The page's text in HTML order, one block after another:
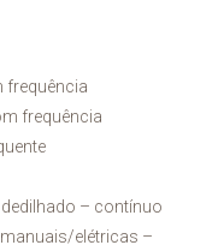
frequência
frequência
– contínuo
elétricas –